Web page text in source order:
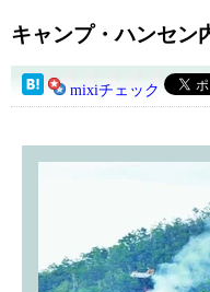
キャンプ・ハンセ
mixiチェック